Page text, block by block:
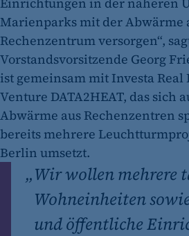
Marienparks mit der Abwärme
Rechenzentrum versorgen“,
Vorstandsvorsitzende Georg
ist gemeinsam mit Investa Real
Venture DATA2HEAT, das sich
Abwärme aus Rechenzentren
bereits mehrere
Berlin umsetzt.
„Wir wollen mehrere
Wohneinheiten
und öffentliche